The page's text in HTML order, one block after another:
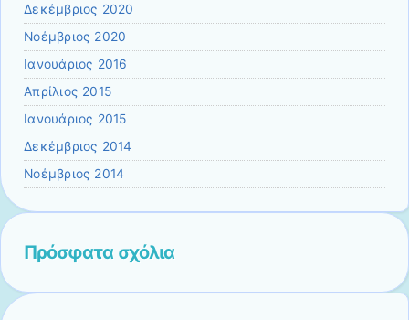
Δεκέμβριος 2020
Νοέμβριος 2020
Ιανουάριος 2016
Απρίλιος 2015
Ιανουάριος 2015
Δεκέμβριος 2014
Νοέμβριος 2014
Πρόσφατα σχόλια